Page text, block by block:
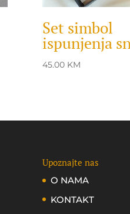
Set simbol
ispunjenja
45.00 KM
Upoznajte nas
O NAMA
KONTAKT